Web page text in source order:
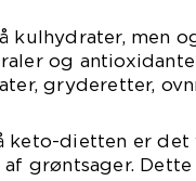
kulhydrater, men
og
gryderetter,
keto-dietten er
grøntsager. Dette